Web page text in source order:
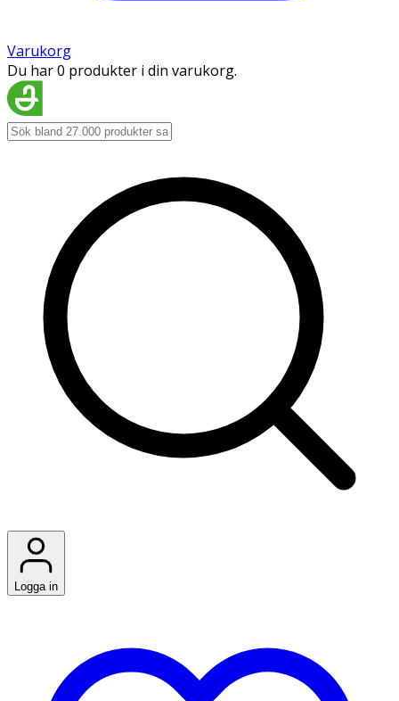
Varukorg
Du har 0 produkter i din varukorg.
Logga in